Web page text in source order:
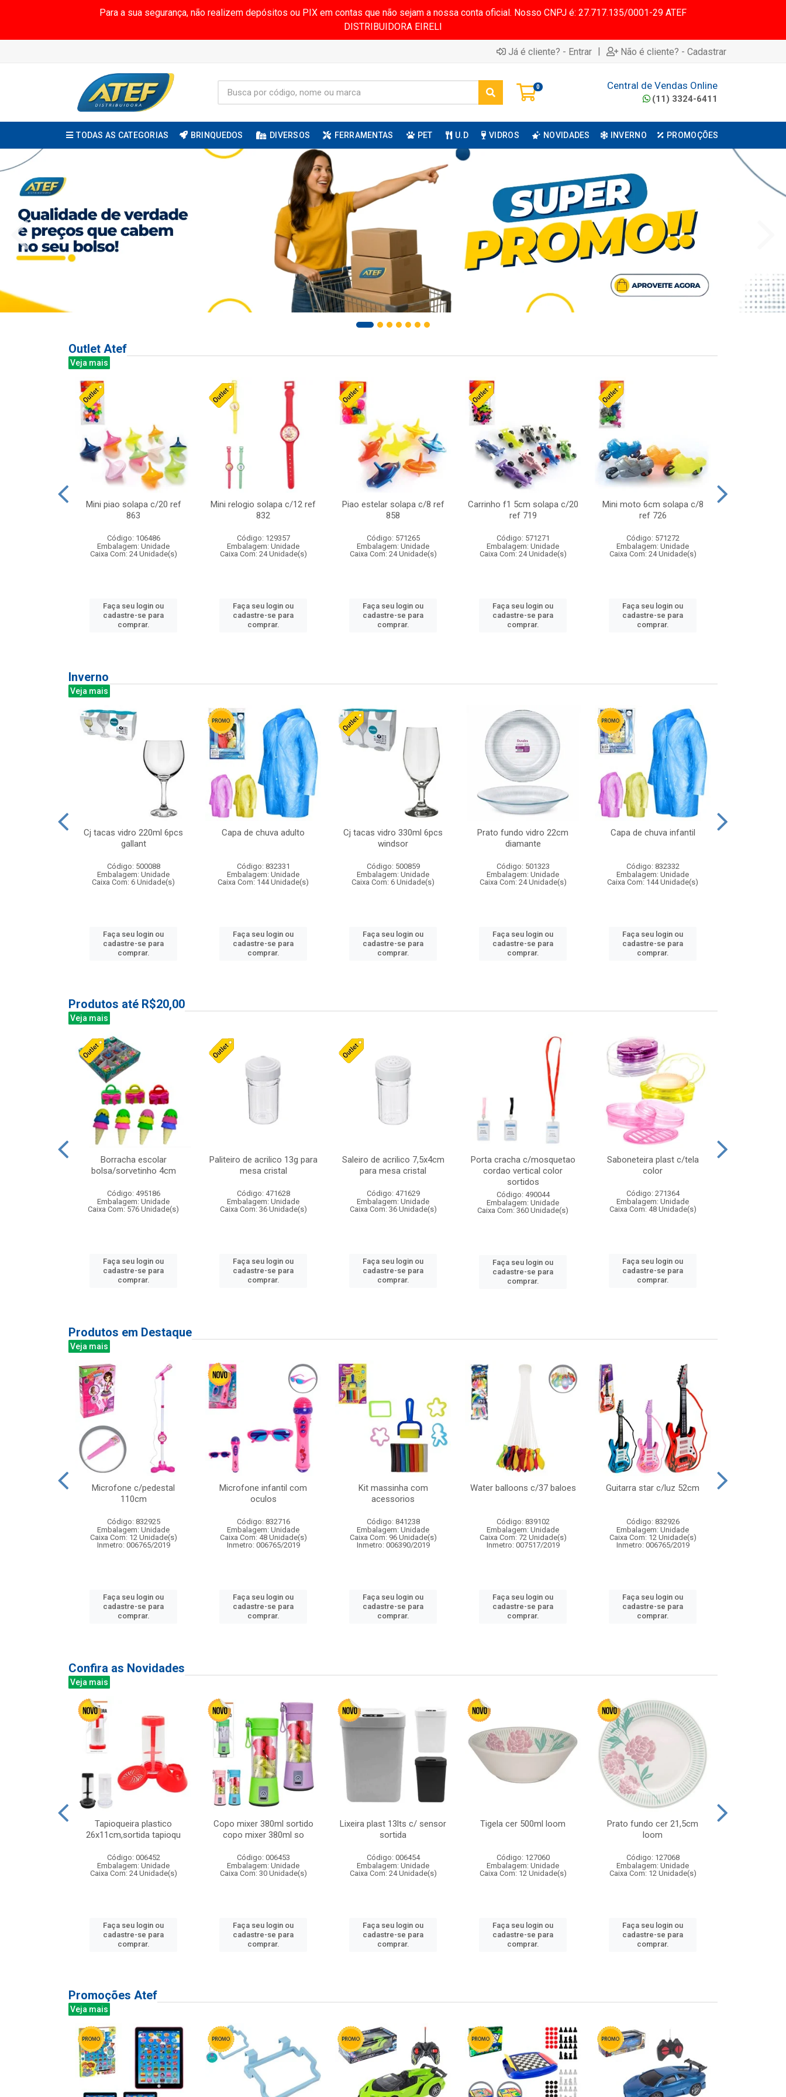
Para a sua segurança, não realizem depósitos ou PIX em contas que não sejam a nossa conta oficial. Nosso CNPJ é: 27.717.135/0001-29 ATEF
DISTRIBUIDORA EIRELI
Já é cliente? - Entrar | Não é cliente? - Cadastrar
0 Central de Vendas Online
(11) 3324-6411
TODAS AS CATEGORIAS BRINQUEDOS DIVERSOS FERRAMENTAS PET U.D VIDROS NOVIDADES INVERNO PROMOÇÕES
Outlet Atef
Veja mais
Mini piao solapa c/20 ref
863
Código: 106486
Embalagem: Unidade
Caixa Com: 24 Unidade(s)
Faça seu login ou
cadastre-se para
comprar.
Mini relogio solapa c/12 ref
832
Código: 129357
Embalagem: Unidade
Caixa Com: 24 Unidade(s)
Faça seu login ou
cadastre-se para
comprar.
Piao estelar solapa c/8 ref
858
Código: 571265
Embalagem: Unidade
Caixa Com: 24 Unidade(s)
Faça seu login ou
cadastre-se para
comprar.
Carrinho f1 5cm solapa c/20
ref 719
Código: 571271
Embalagem: Unidade
Caixa Com: 24 Unidade(s)
Faça seu login ou
cadastre-se para
comprar.
Mini moto 6cm solapa c/8
ref 726
Código: 571272
Embalagem: Unidade
Caixa Com: 24 Unidade(s)
Faça seu login ou
cadastre-se para
comprar.
Inverno
Veja mais
Cj tacas vidro 220ml 6pcs
gallant
Código: 500088
Embalagem: Unidade
Caixa Com: 6 Unidade(s)
Faça seu login ou
cadastre-se para
comprar.
Capa de chuva adulto
Código: 832331
Embalagem: Unidade
Caixa Com: 144 Unidade(s)
Faça seu login ou
cadastre-se para
comprar.
Cj tacas vidro 330ml 6pcs
windsor
Código: 500859
Embalagem: Unidade
Caixa Com: 6 Unidade(s)
Faça seu login ou
cadastre-se para
comprar.
Prato fundo vidro 22cm
diamante
Código: 501323
Embalagem: Unidade
Caixa Com: 24 Unidade(s)
Faça seu login ou
cadastre-se para
comprar.
Capa de chuva infantil
Código: 832332
Embalagem: Unidade
Caixa Com: 144 Unidade(s)
Faça seu login ou
cadastre-se para
comprar.
Produtos até R$20,00
Veja mais
Borracha escolar
bolsa/sorvetinho 4cm
Código: 495186
Embalagem: Unidade
Caixa Com: 576 Unidade(s)
Faça seu login ou
cadastre-se para
comprar.
Paliteiro de acrilico 13g para
mesa cristal
Código: 471628
Embalagem: Unidade
Caixa Com: 36 Unidade(s)
Faça seu login ou
cadastre-se para
comprar.
Saleiro de acrilico 7,5x4cm
para mesa cristal
Código: 471629
Embalagem: Unidade
Caixa Com: 36 Unidade(s)
Faça seu login ou
cadastre-se para
comprar.
Porta cracha c/mosquetao
cordao vertical color
sortidos
Código: 490044
Embalagem: Unidade
Caixa Com: 360 Unidade(s)
Faça seu login ou
cadastre-se para
comprar.
Saboneteira plast c/tela
color
Código: 271364
Embalagem: Unidade
Caixa Com: 48 Unidade(s)
Faça seu login ou
cadastre-se para
comprar.
Produtos em Destaque
Veja mais
Microfone c/pedestal
110cm
Código: 832925
Embalagem: Unidade
Caixa Com: 12 Unidade(s)
Inmetro: 006765/2019
Faça seu login ou
cadastre-se para
comprar.
Microfone infantil com
oculos
Código: 832716
Embalagem: Unidade
Caixa Com: 48 Unidade(s)
Inmetro: 006765/2019
Faça seu login ou
cadastre-se para
comprar.
Kit massinha com
acessorios
Código: 841238
Embalagem: Unidade
Caixa Com: 96 Unidade(s)
Inmetro: 006390/2019
Faça seu login ou
cadastre-se para
comprar.
Water balloons c/37 baloes
Código: 839102
Embalagem: Unidade
Caixa Com: 72 Unidade(s)
Inmetro: 007517/2019
Faça seu login ou
cadastre-se para
comprar.
Guitarra star c/luz 52cm
Código: 832926
Embalagem: Unidade
Caixa Com: 12 Unidade(s)
Inmetro: 006765/2019
Faça seu login ou
cadastre-se para
comprar.
Confira as Novidades
Veja mais
Tapioqueira plastico
26x11cm,sortida tapioqu
Código: 006452
Embalagem: Unidade
Caixa Com: 24 Unidade(s)
Faça seu login ou
cadastre-se para
comprar.
Copo mixer 380ml sortido
copo mixer 380ml so
Código: 006453
Embalagem: Unidade
Caixa Com: 30 Unidade(s)
Faça seu login ou
cadastre-se para
comprar.
Lixeira plast 13lts c/ sensor
sortida
Código: 006454
Embalagem: Unidade
Caixa Com: 24 Unidade(s)
Faça seu login ou
cadastre-se para
comprar.
Tigela cer 500ml loom
Código: 127060
Embalagem: Unidade
Caixa Com: 12 Unidade(s)
Faça seu login ou
cadastre-se para
comprar.
Prato fundo cer 21,5cm
loom
Código: 127068
Embalagem: Unidade
Caixa Com: 12 Unidade(s)
Faça seu login ou
cadastre-se para
comprar.
Promoções Atef
Veja mais